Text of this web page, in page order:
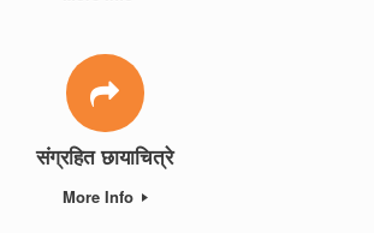
संग्रहित छायाचित्रे
More Info